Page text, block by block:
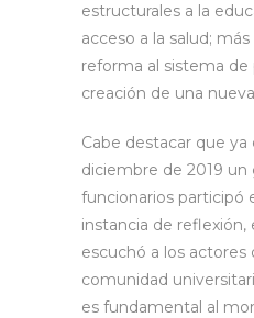
estructurales a la
acceso a la salud;
reforma al sistema de
creación de una
Cabe destacar que
diciembre de 2019
funcionarios participó
instancia de reflexión,
escuchó a los actores
comunidad
es fundamental al